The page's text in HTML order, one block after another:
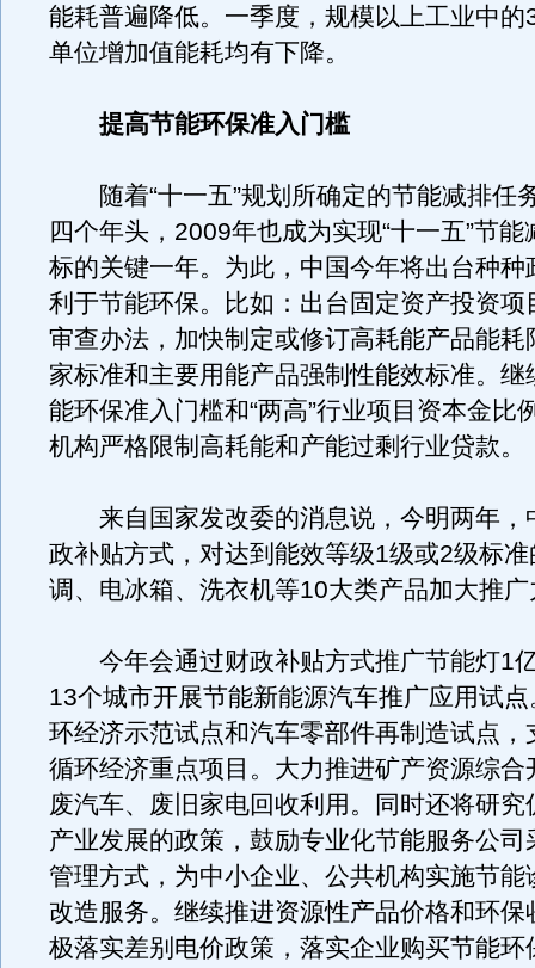
能耗普遍降低。一季度，规模以上工业中的
单位增加值能耗均有下降。
提高节能环保准入门槛
随着“十一五”规划所确定的节能减排任
四个年头，2009年也成为实现“十一五”节
标的关键一年。为此，中国今年将出台种种
利于节能环保。比如：出台固定资产投资项
审查办法，加快制定或修订高耗能产品能耗
家标准和主要用能产品强制性能效标准。继
能环保准入门槛和“两高”行业项目资本金比
机构严格限制高耗能和产能过剩行业贷款。
来自国家发改委的消息说，今明两年，
政补贴方式，对达到能效等级1级或2级标
调、电冰箱、洗衣机等10大类产品加大推
今年会通过财政补贴方式推广节能灯1
13个城市开展节能新能源汽车推广应用试
环经济示范试点和汽车零部件再制造试点，
循环经济重点项目。大力推进矿产资源综合
废汽车、废旧家电回收利用。同时还将研究
产业发展的政策，鼓励专业化节能服务公司
管理方式，为中小企业、公共机构实施节能
改造服务。继续推进资源性产品价格和环保
极落实差别电价政策，落实企业购买节能环